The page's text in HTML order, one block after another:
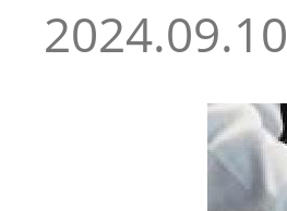
2024.09.10